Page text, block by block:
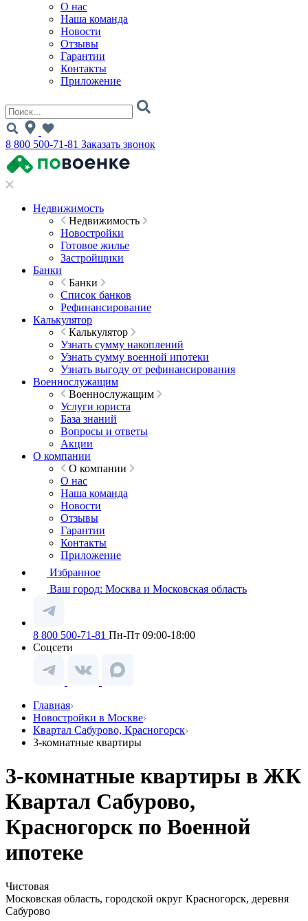
О нас
Наша команда
Новости
Отзывы
Гарантии
Контакты
Приложение
8 800 500-71-81 Заказать звонок
Недвижимость
Недвижимость
Новостройки
Готовое жилье
Застройщики
Банки
Банки
Список банков
Рефинансирование
Калькулятор
Калькулятор
Узнать сумму накоплений
Узнать сумму военной ипотеки
Узнать выгоду от рефинансирования
Военнослужащим
Военнослужащим
Услуги юриста
База знаний
Вопросы и ответы
Акции
О компании
О компании
О нас
Наша команда
Новости
Отзывы
Гарантии
Контакты
Приложение
Избранное
Ваш город: Москва и Московская область
8 800 500-71-81 Пн-Пт 09:00-18:00
Соцсети
Главная
Новостройки в Москве
Квартал Сабурово, Красногорск
3-комнатные квартиры
3-комнатные квартиры в ЖК
Квартал Сабурово,
Красногорск по Военной
ипотеке
Чистовая
Московская область, городской округ Красногорск, деревня
Сабурово